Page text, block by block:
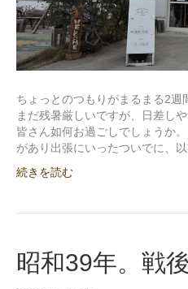
ちょっとのつもりがまるまる2
まだ残暑厳しいですが、日差し
皆さん如何お過ごしでしょうか
があり出張にいったついでに、
続きを読む
昭和39年。戦